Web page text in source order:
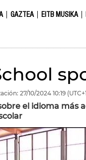
GAZTEA EITB MUSIKA
27/10/2024 10:19
el idioma más